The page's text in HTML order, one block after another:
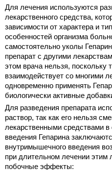
Для лечения используются
лекарственного средства,
зависимости от характера и
особенностей организма
самостоятельно уколы
препарат с другими
этом врача нельзя, поскольку
взаимодействует со многими
одновременно применять
биологически активные
Для разведения препарата
раствор, так как его нельзя
лекарственными средствами
введения Гепарина
внутримышечного введения
при длительном лечении этим
побочные эффекты: